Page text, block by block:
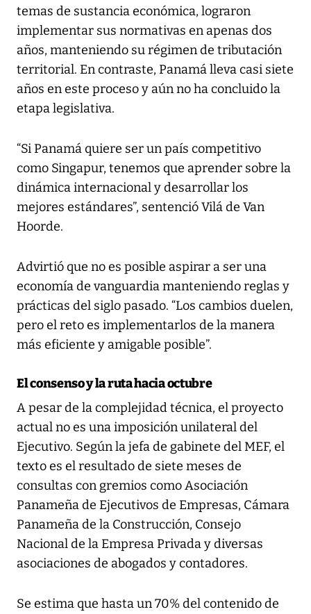
temas de sustancia económica, lograron
implementar sus normativas en apenas dos
años, manteniendo su régimen de tributación
territorial. En contraste, Panamá lleva casi siete
años en este proceso y aún no ha concluido la
etapa legislativa.
“Si Panamá quiere ser un país competitivo
como Singapur, tenemos que aprender sobre la
dinámica internacional y desarrollar los
mejores estándares”, sentenció Vilá de Van
Hoorde.
Advirtió que no es posible aspirar a ser una
economía de vanguardia manteniendo reglas y
prácticas del siglo pasado. “Los cambios duelen,
pero el reto es implementarlos de la manera
más eficiente y amigable posible”.
El consenso y la ruta hacia octubre
A pesar de la complejidad técnica, el proyecto
actual no es una imposición unilateral del
Ejecutivo. Según la jefa de gabinete del MEF, el
texto es el resultado de siete meses de
consultas con gremios como Asociación
Panameña de Ejecutivos de Empresas, Cámara
Panameña de la Construcción, Consejo
Nacional de la Empresa Privada y diversas
asociaciones de abogados y contadores.
Se estima que hasta un 70% del contenido de